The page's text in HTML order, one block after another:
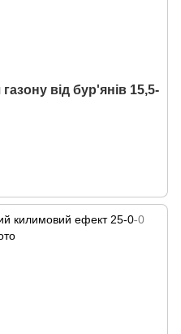
від бур'янів 15,5-